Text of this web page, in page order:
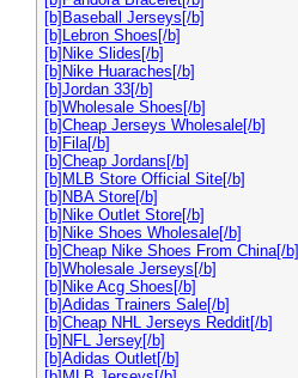
[b]Baseball Jerseys[/b]
[b]Lebron Shoes[/b]
[b]Nike Slides[/b]
[b]Nike Huaraches[/b]
[b]Jordan 33[/b]
[b]Wholesale Shoes[/b]
[b]Cheap Jerseys Wholesale[/b]
[b]Fila[/b]
[b]Cheap Jordans[/b]
[b]MLB Store Official Site[/b]
[b]NBA Store[/b]
[b]Nike Outlet Store[/b]
[b]Nike Shoes Wholesale[/b]
[b]Cheap Nike Shoes From China[/b]
[b]Wholesale Jerseys[/b]
[b]Nike Acg Shoes[/b]
[b]Adidas Trainers Sale[/b]
[b]Cheap NHL Jerseys Reddit[/b]
[b]NFL Jersey[/b]
[b]Adidas Outlet[/b]